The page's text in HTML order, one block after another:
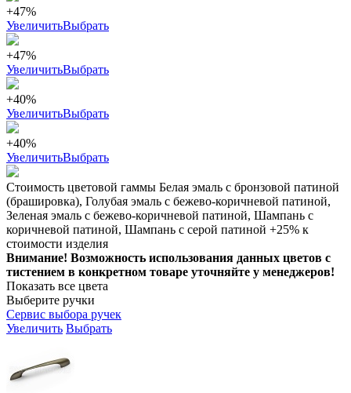
+47%
УвеличитьВыбрать
+47%
УвеличитьВыбрать
+40%
УвеличитьВыбрать
+40%
УвеличитьВыбрать
Стоимость цветовой гаммы Белая эмаль с бронзовой патиной
(брашировка), Голубая эмаль с бежево-коричневой патиной,
Зеленая эмаль с бежево-коричневой патиной, Шампань с
коричневой патиной, Шампань с серой патиной +25% к
стоимости изделия
Внимание! Возможность использования данных цветов с
тистением в конкретном товаре уточняйте у менеджеров!
Показать все цвета
Выберите ручки
Сервис выбора ручек
Увеличить Выбрать